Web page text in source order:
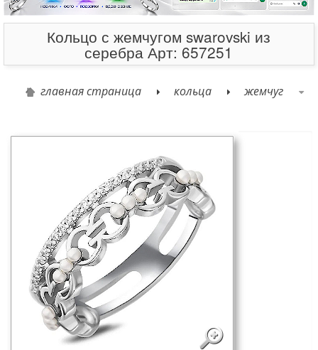
Кольцо с жемчугом swarovski из
серебра Арт: 657251
главная страница кольца жемчуг